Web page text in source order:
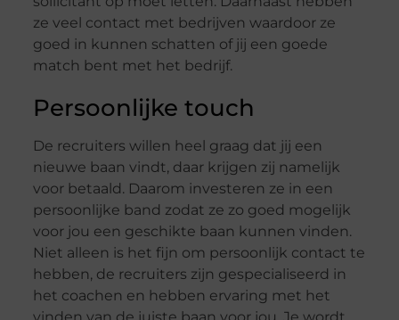
ze veel contact met bedrijven waardoor ze
goed in kunnen schatten of jij een goede
match bent met het bedrijf.
Persoonlijke touch
De recruiters willen heel graag dat jij een
nieuwe baan vindt, daar krijgen zij namelijk
voor betaald. Daarom investeren ze in een
persoonlijke band zodat ze zo goed mogelijk
voor jou een geschikte baan kunnen vinden.
Niet alleen is het fijn om persoonlijk contact te
hebben, de recruiters zijn gespecialiseerd in
het coachen en hebben ervaring met het